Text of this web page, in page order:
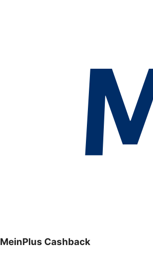
MeinPlus Cashback